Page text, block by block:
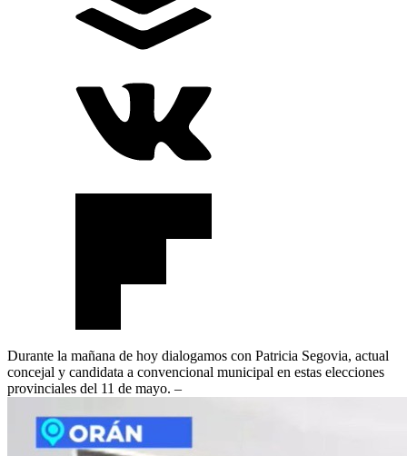
Durante la mañana de hoy dialogamos con Patricia Segovia, actual
concejal y candidata a convencional municipal en estas elecciones
provinciales del 11 de mayo. –